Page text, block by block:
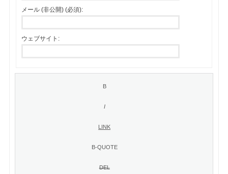
メール (非公開) (必須):
ウェブサイト: